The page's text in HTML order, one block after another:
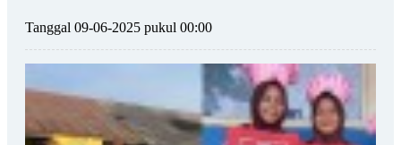
Tanggal 09-06-2025 pukul 00:00